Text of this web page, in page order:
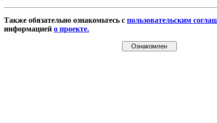
Также обязательно ознакомьтесь с пользовательским
информацией о проекте.
Ознакомлен